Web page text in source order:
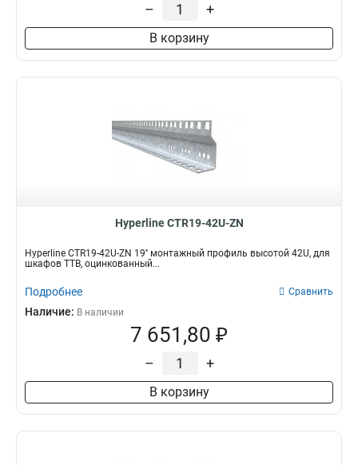
– +
В корзину
Hyperline CTR19-42U-ZN
Hyperline CTR19-42U-ZN 19'' монтажный профиль высотой 42U, для
шкафов TTB, оцинкованный...
Подробнее Сравнить
Наличие: В наличии
7 651,80 ₽
– +
В корзину